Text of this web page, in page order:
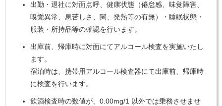
出勤・退社に対面点呼、健康状態（倦怠感、味覚障害、
嗅覚異常、息苦しさ、関、発熱等の有無）・睡眠状態・
服装・所持品等の確認を行います。
出庫前、帰庫時に対面にてアルコール検査を実施いたし
ます。
宿泊時は、携帯用アルコール検査器にて出庫前、帰庫時
に検査を行います。
飲酒検査時の数値が、0.00mg/1 以外では乗務させませ